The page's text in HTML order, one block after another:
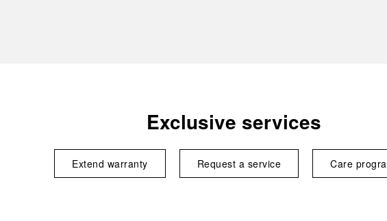
Exclusive services
Extend warranty Request a service Care